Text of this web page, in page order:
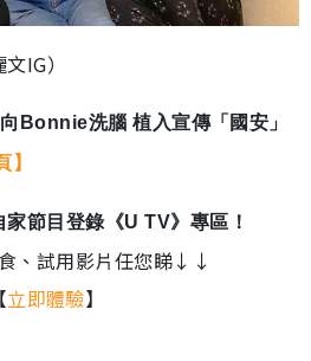
IG）
Bonnie洗腦 植入宣傳「國安」
】
家節目登錄《U TV》專區！
、試用影片任您睇↓↓
【立即體驗】